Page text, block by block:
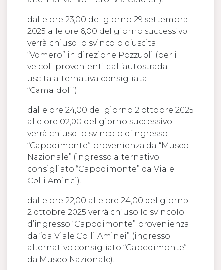
dalle ore 23,00 del giorno 29 settembre
2025 alle ore 6,00 del giorno successivo
verrà chiuso lo svincolo d’uscita
“Vomero” in direzione Pozzuoli (per i
veicoli provenienti dall’autostrada
uscita alternativa consigliata
“Camaldoli”).
dalle ore 24,00 del giorno 2 ottobre 2025
alle ore 02,00 del giorno successivo
verrà chiuso lo svincolo d’ingresso
“Capodimonte” provenienza da “Museo
Nazionale” (ingresso alternativo
consigliato “Capodimonte” da Viale
Colli Aminei).
dalle ore 22,00 alle ore 24,00 del giorno
2 ottobre 2025 verrà chiuso lo svincolo
d’ingresso “Capodimonte” provenienza
da “da Viale Colli Aminei” (ingresso
alternativo consigliato “Capodimonte”
da Museo Nazionale).